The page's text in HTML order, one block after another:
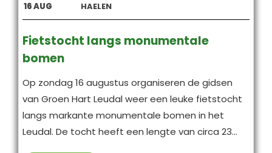
16AUG HAELEN
Fietstocht langs monumentale
bomen
Op zondag 16 augustus organiseren de gidsen
van Groen Hart Leudal weer een leuke fietstocht
langs markante monumentale bomen in het
Leudal. De tocht heeft een lengte van circa 23...